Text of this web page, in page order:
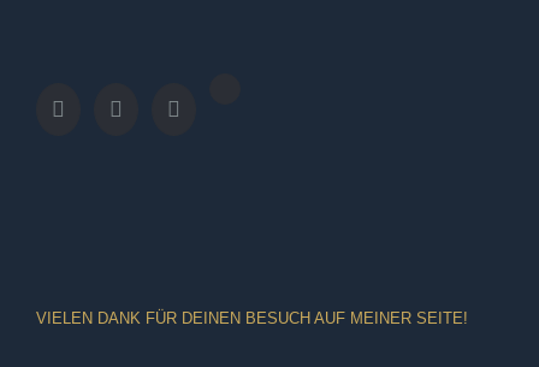
VIELEN DANK FÜR DEINEN BESUCH AUF MEINER SEITE!